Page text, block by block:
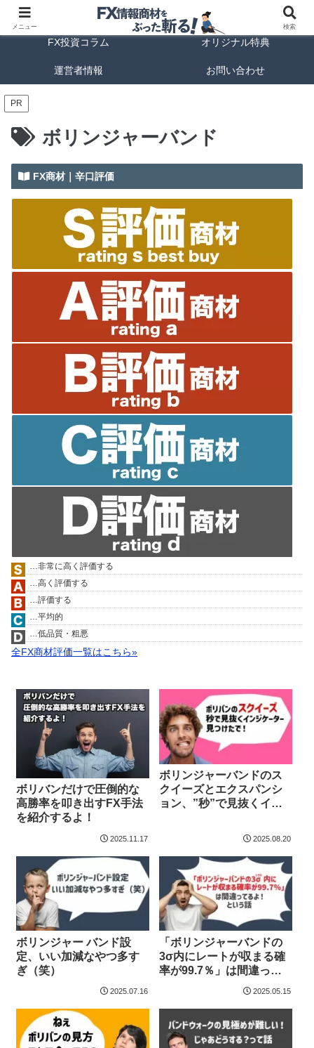
FX商材ランキング FX手法解説
FX投資コラム オリジナル特典
運営者情報 お問い合わせ
PR
ボリンジャーバンド
FX商材｜辛口評価
…非常に高く評価する
…高く評価する
…評価する
…平均的
…低品質・粗悪
全FX商材評価一覧はこちら»
ボリバンだけで圧倒的な
高勝率を叩き出すFX手法
を紹介するよ！
2025.11.17
ボリンジャーバンドのス
クイーズとエクスパンシ
ョン、”秒”で見抜くイン
2025.08.20
ボリンジャー バンド設
定、いい加減なやつ多す
ぎ（笑）
2025.07.16
「ボリンジャーバンドの
3σ内にレートが収まる確
率が99.7％」は間違って
2025.05.15
メニュー 検索